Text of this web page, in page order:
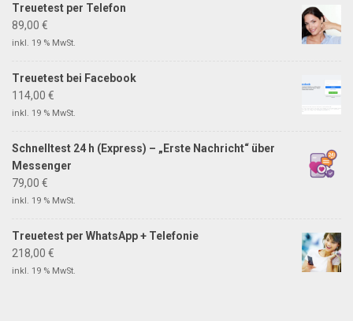
Treuetest per Telefon
89,00 €
inkl. 19 % MwSt.
Treuetest bei Facebook
114,00 €
inkl. 19 % MwSt.
Schnelltest 24 h (Express) – „Erste Nachricht“ über
Messenger
79,00 €
inkl. 19 % MwSt.
Treuetest per WhatsApp + Telefonie
218,00 €
inkl. 19 % MwSt.